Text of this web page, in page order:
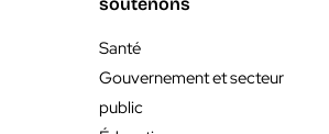
Santé
Gouvernement et secteur
public